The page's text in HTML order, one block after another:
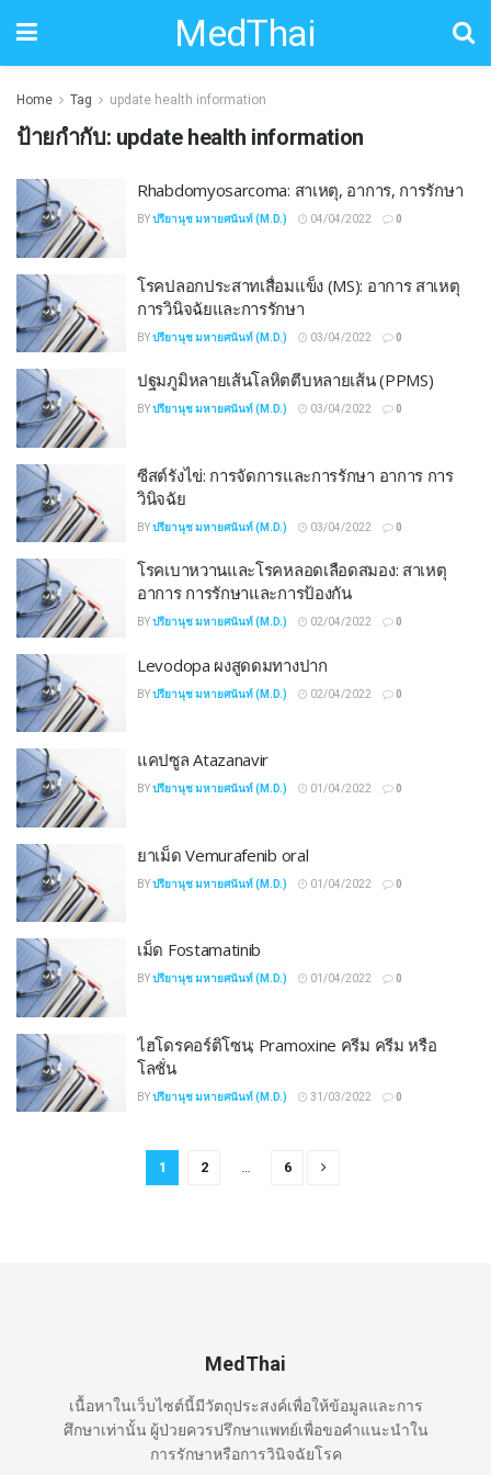
MedThai
Home Tag update health information
ป้ายกำกับ: update health information
Rhabdomyosarcoma: สาเหตุ, อาการ, การรักษา
BYปรียานุช มหายศนันท์ (M.D.) 04/04/2022 0
โรคปลอกประสาทเสื่อมแข็ง (MS): อาการ สาเหตุ
การวินิจฉัยและการรักษา
BYปรียานุช มหายศนันท์ (M.D.) 03/04/2022 0
ปฐมภูมิหลายเส้นโลหิตตีบหลายเส้น (PPMS)
BYปรียานุช มหายศนันท์ (M.D.) 03/04/2022 0
ซีสต์รังไข่: การจัดการและการรักษา อาการ การ
วินิจฉัย
BYปรียานุช มหายศนันท์ (M.D.) 03/04/2022 0
โรคเบาหวานและโรคหลอดเลือดสมอง: สาเหตุ
อาการ การรักษาและการป้องกัน
BYปรียานุช มหายศนันท์ (M.D.) 02/04/2022 0
Levodopa ผงสูดดมทางปาก
BYปรียานุช มหายศนันท์ (M.D.) 02/04/2022 0
แคปซูล Atazanavir
BYปรียานุช มหายศนันท์ (M.D.) 01/04/2022 0
ยาเม็ด Vemurafenib oral
BYปรียานุช มหายศนันท์ (M.D.) 01/04/2022 0
เม็ด Fostamatinib
BYปรียานุช มหายศนันท์ (M.D.) 01/04/2022 0
ไฮโดรคอร์ติโซน; Pramoxine ครีม ครีม หรือ
โลชั่น
BYปรียานุช มหายศนันท์ (M.D.) 31/03/2022 0
1 2 … 6
MedThai
เนื้อหาในเว็บไซต์นี้มีวัตถุประสงค์เพื่อให้ข้อมูลและการ
ศึกษาเท่านั้น ผู้ป่วยควรปรึกษาแพทย์เพื่อขอคำแนะนำใน
การรักษาหรือการวินิจฉัยโรค